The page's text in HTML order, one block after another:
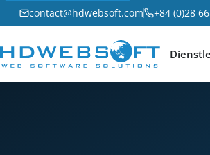
contact@hdwebsoft.com +84 (0)28